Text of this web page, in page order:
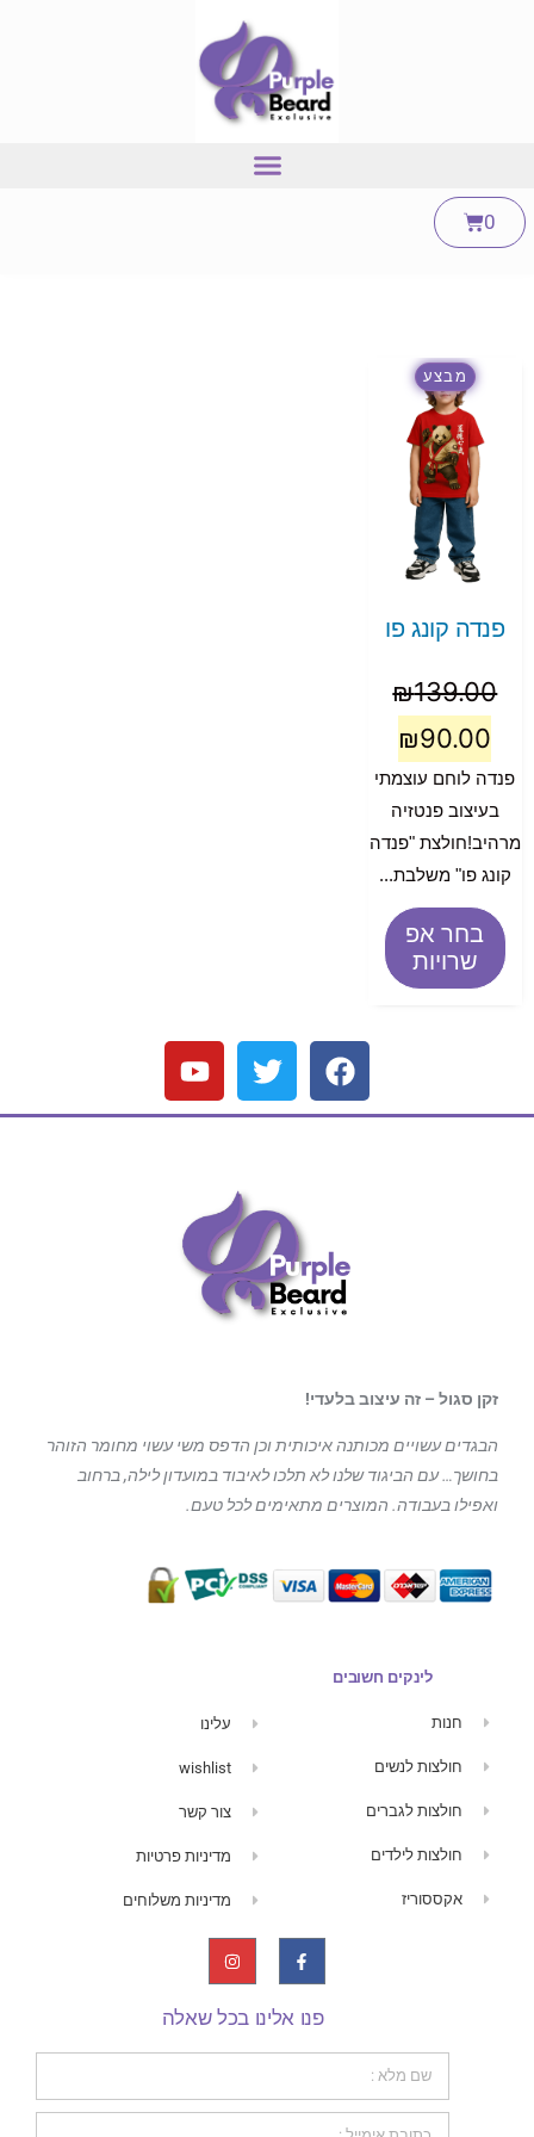
0
מבצע
פנדה קונג פו
₪139.00
₪90.00
פנדה לוחם עוצמתי
בעיצוב פנטזיה
מרהיב!חולצת "פנדה
קונג פו" משלבת...
בחר אפ
שרויות
זקן סגול – זה עיצוב בלעדי!
הבגדים עשויים מכותנה איכותית וכן הדפס משי עשוי מחומר הזוהר
בחושך… עם הביגודשלנו לא תלכו לאיבוד במועדון לילה, ברחוב
ואפילו בעבודה. המוצרים מתאימים לכל טעם.
לינקים חשובים
חנות
חולצות לנשים
חולצות לגברים
חולצות לילדים
אקססוריז
עלינו
wishlist
צור קשר
מדיניות פרטיות
מדיניות משלוחים
פנו אלינו בכל שאלה